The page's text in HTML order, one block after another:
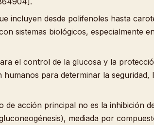
incluyen desde polifenoles hasta
sistemas biológicos, especialmente
el control de la glucosa y la
para determinar la
de acción principal no es la inhibición
mediada por